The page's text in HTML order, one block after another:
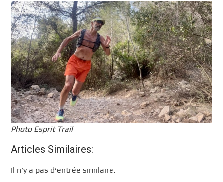
Photo Esprit Trail
Articles Similaires:
Il n’y a pas d’entrée similaire.